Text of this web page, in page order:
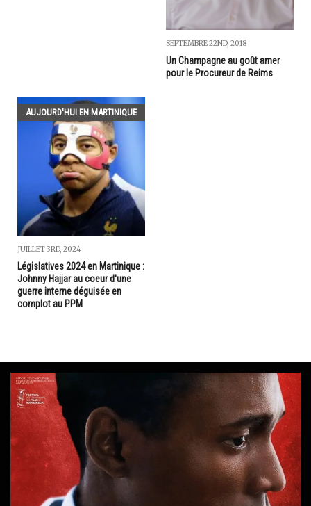
SEPTEMBRE 22ND, 2018
Un Champagne au goût amer
pour le Procureur de Reims
AUJOURD'HUI EN MARTINIQUE
JUILLET 3RD, 2024
Législatives 2024 en Martinique :
Johnny Hajjar au coeur d'une
guerre interne déguisée en
complot au PPM